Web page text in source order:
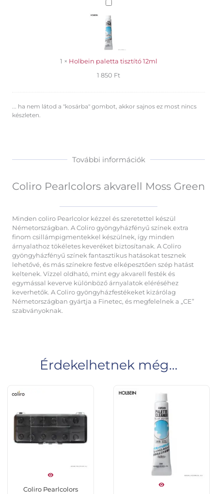
Holbein
tisztító
12ml
1 × Holbein paletta tisztító 12ml
1 850 Ft
... ha nem látod a "kosárba" gombot, akkor sajnos ez most nincs
készleten.
További információk
Coliro Pearlcolors akvarell Moss Green
Minden coliro Pearlcolor kézzel és szeretettel készül
Németországban. A Coliro gyöngyházfényű színek extra
finom csillámpigmentekkel készülnek, így minden
árnyalathoz tökéletes keveréket biztosítanak. A Coliro
gyöngyházfényű színek fantasztikus hatásokat tesznek
lehetővé, és más színekre festve elképesztően szép hatást
keltenek. Vízzel oldható, mint egy akvarell festék és
egymással keverve különböző árnyalatok eléréséhez
keverhetők. A Coliro gyöngyházfestékeket kizárólag
Németországban gyártja a Finetec, és megfelelnek a „CE”
szabványoknak.
Érdekelhetnek még…
Coliro Pearlcolors